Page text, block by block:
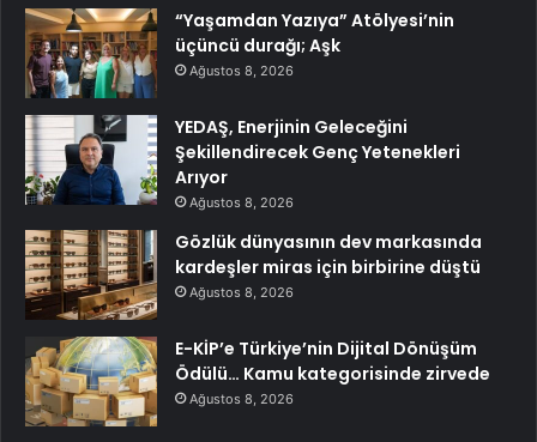
“Yaşamdan Yazıya” Atölyesi’nin
üçüncü durağı; Aşk
Ağustos 8, 2026
YEDAŞ, Enerjinin Geleceğini
Şekillendirecek Genç Yetenekleri
Arıyor
Ağustos 8, 2026
Gözlük dünyasının dev markasında
kardeşler miras için birbirine düştü
Ağustos 8, 2026
E-KİP’e Türkiye’nin Dijital Dönüşüm
Ödülü… Kamu kategorisinde zirvede
Ağustos 8, 2026